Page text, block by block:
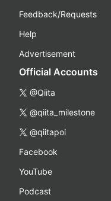
Feedback/Requests
Help
Advertisement
Official Accounts
@Qiita
@qiita_milestone
@qiitapoi
Facebook
YouTube
Podcast